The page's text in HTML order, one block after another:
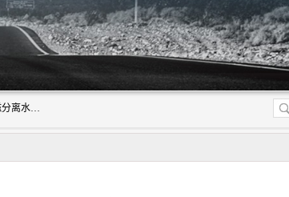
成都源蓉科技公司长期致力于环保技术的研发、设备制造、销售服务。磁分离，超磁分离，矿井水处理，超磁分离水处理设备专业厂家（国家发明专利授权）在水处理领域，公司拥有自己的技术，包括磁分离净化、磁力脱水、精密过滤等，且已获得多项国家发明专利磁分离设备，一级强化设备，磁分离机，磁分离水处理技术服务，超磁分离水处理技术服务。